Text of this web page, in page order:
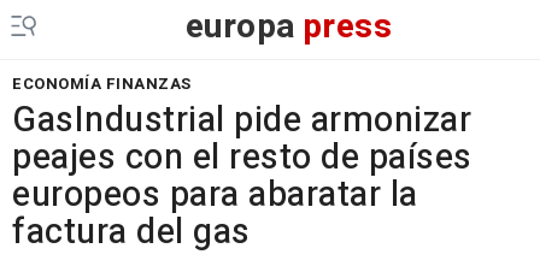
europa press
ECONOMÍA FINANZAS
GasIndustrial pide armonizar
peajes con el resto de países
europeos para abaratar la
factura del gas